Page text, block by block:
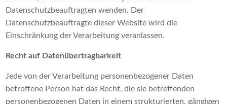
Datenschutzbeauftragten wenden. Der
Datenschutzbeauftragte dieser Website wird die
Einschränkung der Verarbeitung veranlassen.
Recht auf Datenübertragbarkeit
Jede von der Verarbeitung personenbezogener Daten
betroffene Person hat das Recht, die sie betreffenden
personenbezogenen Daten in einem strukturierten, gängigen